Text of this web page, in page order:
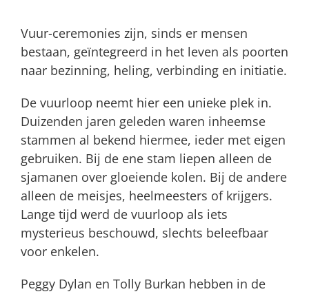
Vuur-ceremonies zijn, sinds er mensen
bestaan, geïntegreerd in het leven als poorten
naar bezinning, heling, verbinding en initiatie.
De vuurloop neemt hier een unieke plek in.
Duizenden jaren geleden waren inheemse
stammen al bekend hiermee, ieder met eigen
gebruiken. Bij de ene stam liepen alleen de
sjamanen over gloeiende kolen. Bij de andere
alleen de meisjes, heelmeesters of krijgers.
Lange tijd werd de vuurloop als iets
mysterieus beschouwd, slechts beleefbaar
voor enkelen.
Peggy Dylan en Tolly Burkan hebben in de